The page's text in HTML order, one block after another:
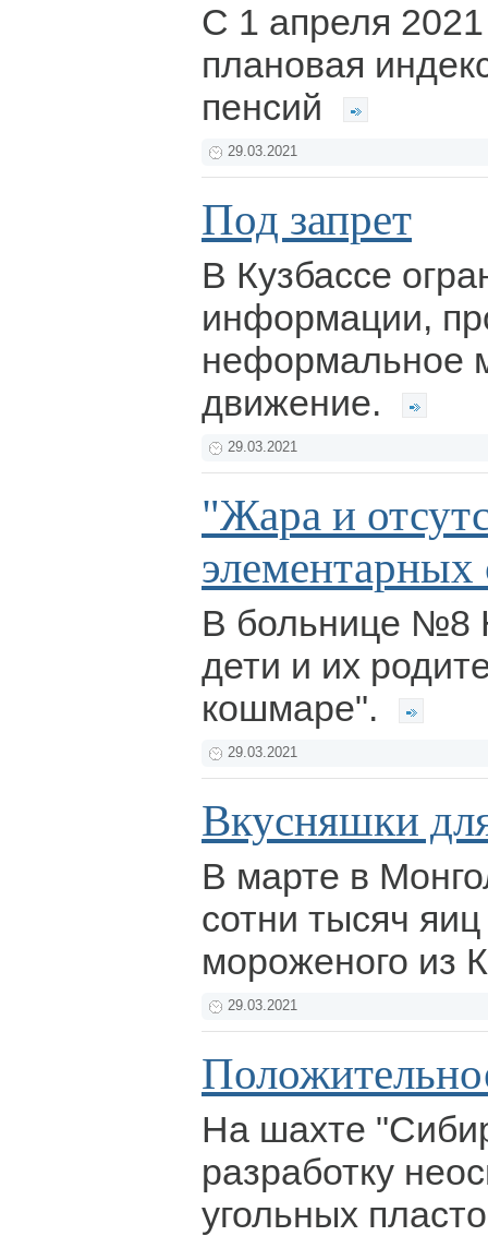
С 1 апреля
плановая
пенсий
29.03.2021
Под запрет
В Кузбассе
информации,
неформальное
движение.
29.03.2021
"Жара и
элементарных
В больнице №8
дети и их
кошмаре".
29.03.2021
Вкусняшки
В марте в
сотни тысяч
мороженого из
29.03.2021
На шахте
разработку
угольных